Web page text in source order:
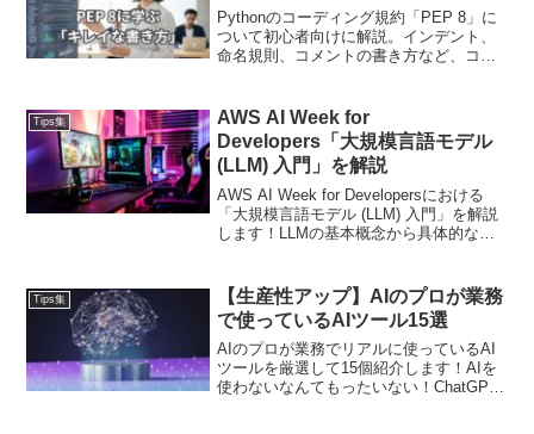
Pythonのコーディング規約「PEP 8」に
ついて初心者向けに解説。インデント、
命名規則、コメントの書き方など、コー
書き方を学び、バグの少ないPythonコー
ドを書きましょう。
Tips集
AWS AI Week for
Developers「大規模言語モデル
(LLM) 入門」を解説
AWS AI Week for Developersにおける
「大規模言語モデル (LLM) 入門」を解説
します！LLMの基本概念から具体的な応
が自分のプロジェクトに簡単にLLMを統
合できることが強調されています。
Tips集
【生産性アップ】AIのプロが業務
で使っているAIツール15選
AIのプロが業務でリアルに使っているAI
ツールを厳選して15個紹介します！AIを
使わないなんてもったいない！ChatGPT